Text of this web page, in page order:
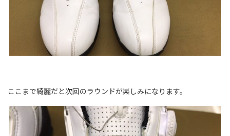
ここまで綺麗だと次回のラウンドが楽しみになります。